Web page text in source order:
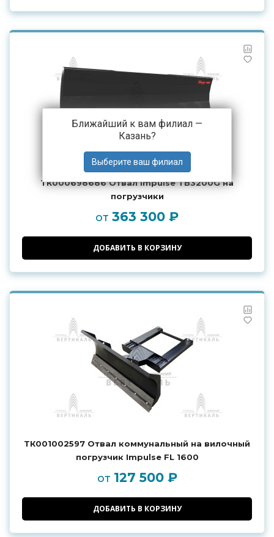
Ближайший к вам филиал —
Казань?
ТК000698686 Отвал Impulse TB3200G на
погрузчики
от 363 300 ₽
ДОБАВИТЬ В КОРЗИНУ
ТК001002597 Отвал коммунальный на вилочный
погрузчик Impulse FL 1600
от 127 500 ₽
ДОБАВИТЬ В КОРЗИНУ